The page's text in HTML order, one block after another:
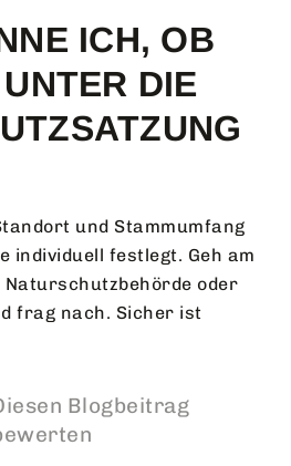
ICH, OB
UNTER DIE
und Stammumfang
individuell festlegt. Geh am
Naturschutzbehörde oder
frag nach. Sicher ist
Blogbeitrag